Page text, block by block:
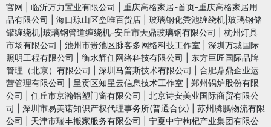
官网
临沂万力置业有限公司
重庆高格家居-首页-重庆高格家居用
品有限公司
海口琼山区垒唯百货店
玻璃钢化粪池缠绕机|玻璃钢储
罐缠绕机|玻璃钢管道缠绕机-安丘市天鼎玻璃钢有限公司
杭州灯具
市场有限公司
池州市贵池区脉客多网络科技工作室
深圳万城国际
照明工程有限公司
衡水辉任网络科技有限公司
东方巨匠国际品牌
管理（北京）有限公司
深圳马普斯技术有限公司
合肥鼎鼎企业运
营管理有限公司
呈贡区知星云信息技术工作室
郑州锅炉股份有限
公司
任丘市京瀚铝塑门窗有限公司
北京诗安美业国际商贸有限公
司
深圳市易美诺知识产权代理事务所(普通合伙)
苏州腾鹏物流有限
公司
天津市瑞丰搬家服务有限公司
宁夏中宁枸杞产业集团有限公